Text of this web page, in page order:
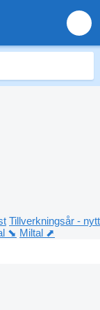
Tillverkningsår - nytt
⬊ Miltal ⬈